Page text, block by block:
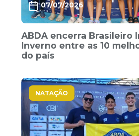
07/07/2026
ABDA encerra Brasileiro
Inverno entre as 10
do país
NATAÇÃO